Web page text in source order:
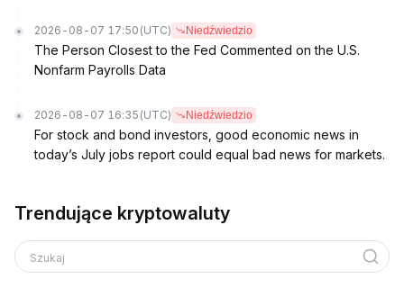
2026-08-07 17:50 (UTC) Niedźwiedzio
The Person Closest to the Fed Commented on the U.S.
Nonfarm Payrolls Data
2026-08-07 16:35 (UTC) Niedźwiedzio
For stock and bond investors, good economic news in
today’s July jobs report could equal bad news for markets.
Trendujące kryptowaluty
Szukaj